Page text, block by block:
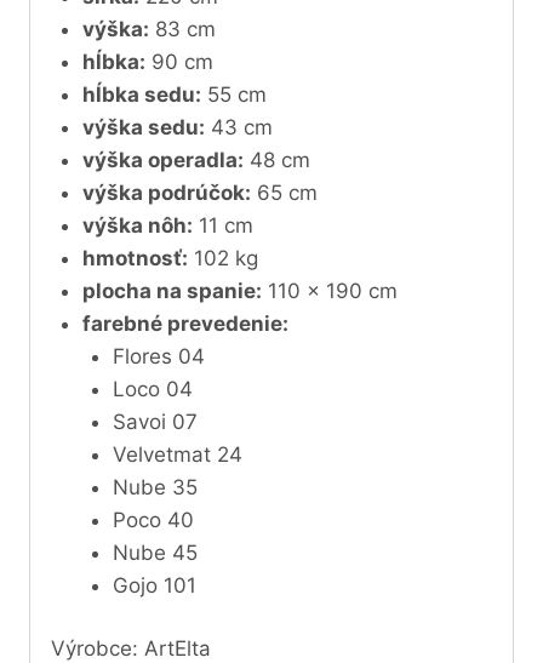
výška: 83 cm
hĺbka: 90 cm
hĺbka sedu: 55 cm
výška sedu: 43 cm
výška operadla: 48 cm
výška podrúčok: 65 cm
výška nôh: 11 cm
hmotnosť: 102 kg
plocha na spanie: 110 x 190 cm
farebné prevedenie:
Flores 04
Loco 04
Savoi 07
Velvetmat 24
Nube 35
Poco 40
Nube 45
Gojo 101
Výrobce: ArtElta